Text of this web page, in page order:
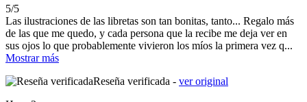
5/5
Las ilustraciones de las libretas son tan bonitas, tanto... Regalo más
de las que me quedo, y cada persona que la recibe me deja ver en
sus ojos lo que probablemente vivieron los míos la primera vez q...
Mostrar más
Reseña verificada - ver original